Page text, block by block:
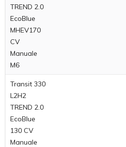
TREND 2.0
EcoBlue
MHEV170
CV
Manuale
M6
Transit 330
L2H2
TREND 2.0
EcoBlue
130 CV
Manuale